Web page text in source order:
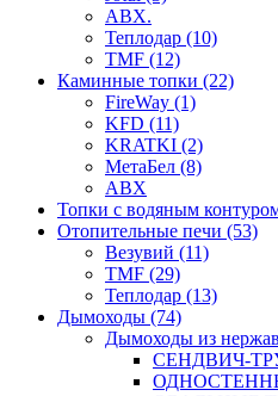
ABX.
Теплодар (10)
TMF (12)
Каминные топки (22)
FireWay (1)
KFD (11)
KRATKI (2)
МетаБел (8)
ABX
Топки с водяным
Отопительные печи (53)
Везувий (11)
TMF (29)
Теплодар (13)
Дымоходы (74)
Дымоходы из
СЕНДВИЧ-